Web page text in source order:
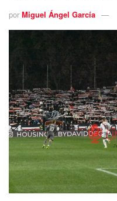
por Miguel Ángel García